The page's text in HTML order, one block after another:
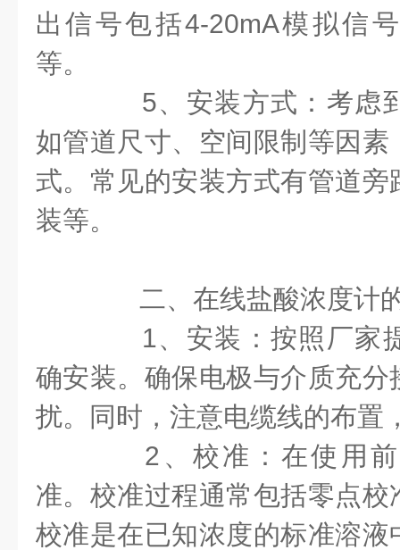
出信号包括4-20mA模拟信
等。
5、安装方式：考虑
如管道尺寸、空间限制等因
式。常见的安装方式有管道
装等。
二、在线盐酸浓度计
1、安装：按照厂家
确安装。确保电极与介质充
扰。同时，注意电缆线的布置
2、校准：在使用前
准。校准过程通常包括零点
校准是在已知浓度的标准溶